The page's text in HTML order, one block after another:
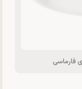
فارماسی